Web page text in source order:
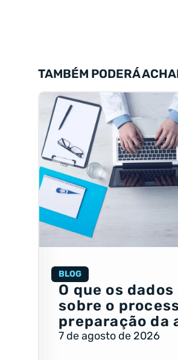
TAMBÉM PODERÁ
BLOG
O que os
sobre o
preparação da
7 de agosto de 2026